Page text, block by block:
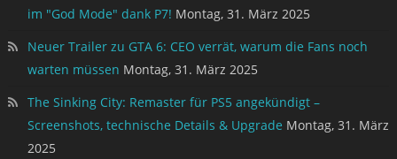
im "God Mode" dank P7! Montag, 31. März 2025
Neuer Trailer zu GTA 6: CEO verrät, warum die Fans noch
warten müssen Montag, 31. März 2025
The Sinking City: Remaster für PS5 angekündigt –
Screenshots, technische Details & Upgrade Montag, 31. März
2025